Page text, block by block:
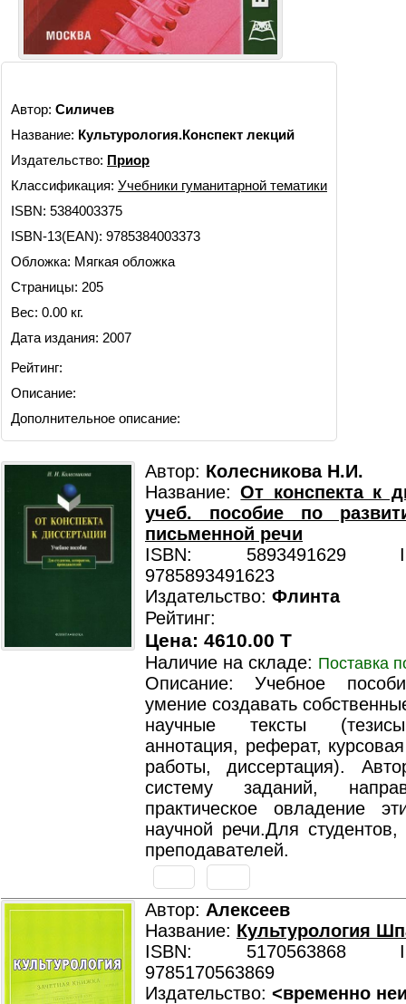
Автор: Силичев
Название: Культурология.Конспект лекций
Издательство: Приор
Классификация: Учебники гуманитарной тематики
ISBN: 5384003375
ISBN-13(EAN): 9785384003373
Обложка: Мягкая обложка
Страницы: 205
Вес: 0.00 кг.
Дата издания: 2007
Рейтинг:
Описание:
Дополнительное описание:
Автор: Колесникова Н.И.
Название:От конспекта к
учеб. пособие по
письменной речи
ISBN: 5893491629
9785893491623
Издательство: Флинта
Рейтинг:
Цена: 4610.00 T
Наличие на складе: Поставка
Описание: Учебное
умение создавать
научные тексты
аннотация, реферат,
работы, диссертация).
систему заданий,
практическое овладение
научной речи.Для
преподавателей.
Автор: Алексеев
Название: Культурология
ISBN: 5170563868
9785170563869
Издательство: <временно